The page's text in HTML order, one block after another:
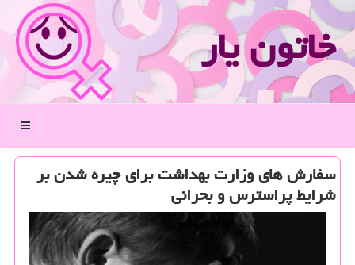
خاتون یار
منو
سفارش های وزارت بهداشت برای چیره شدن بر
شرایط پراسترس و بحرانی